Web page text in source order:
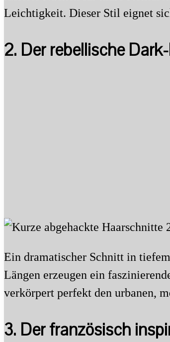
Leichtigkeit. Dieser Stil eignet
2. Der rebellische
Ein dramatischer Schnitt in
Längen erzeugen ein
verkörpert perfekt den urbanen,
3. Der französisch